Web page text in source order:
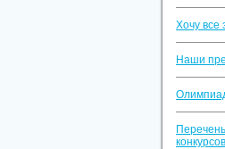
Хочу все
Наши